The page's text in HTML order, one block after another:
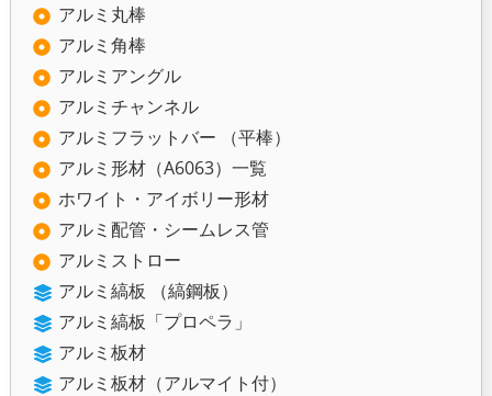
アルミ丸棒
アルミ角棒
アルミアングル
アルミチャンネル
アルミフラットバー （平棒）
アルミ形材（A6063）一覧
ホワイト・アイボリー形材
アルミ配管・シームレス管
アルミストロー
アルミ縞板 （縞鋼板）
アルミ縞板「プロペラ」
アルミ板材
アルミ板材（アルマイト付）